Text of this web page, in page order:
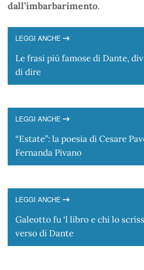
dall’imbarbarimento.
LEGGI ANCHE
Le frasi più famose di Dante,
di dire
LEGGI ANCHE
“Estate”: la poesia di Cesare
Fernanda Pivano
LEGGI ANCHE
Galeotto fu ‘l libro e chi lo
verso di Dante